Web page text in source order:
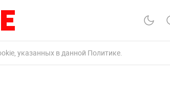
указанных в данной Политике.